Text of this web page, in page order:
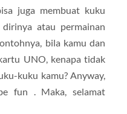
juga membuat kuku
atau permainan
bila kamu dan
UNO, kenapa tidak
kuku kamu? Anyway,
fun . Maka, selamat